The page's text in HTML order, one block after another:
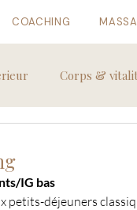
COACHING
Corps &
IG bas
petits-déjeuners